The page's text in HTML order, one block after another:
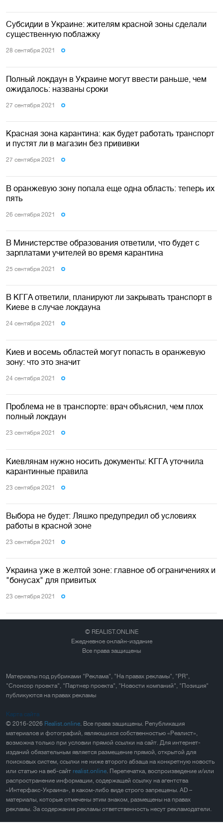
Субсидии в Украине: жителям красной зоны сделали
существенную поблажку
28 сентября 2021
Полный локдаун в Украине могут ввести раньше, чем
ожидалось: названы сроки
27 сентября 2021
Красная зона карантина: как будет работать транспорт
и пустят ли в магазин без прививки
27 сентября 2021
В оранжевую зону попала еще одна область: теперь их
пять
26 сентября 2021
В Министерстве образования ответили, что будет с
зарплатами учителей во время карантина
25 сентября 2021
В КГГА ответили, планируют ли закрывать транспорт в
Киеве в случае локдауна
24 сентября 2021
Киев и восемь областей могут попасть в оранжевую
зону: что это значит
24 сентября 2021
Проблема не в транспорте: врач объяснил, чем плох
полный локдаун
23 сентября 2021
Киевлянам нужно носить документы: КГГА уточнила
карантинные правила
23 сентября 2021
Выбора не будет: Ляшко предупредил об условиях
работы в красной зоне
23 сентября 2021
Украина уже в желтой зоне: главное об ограничениях и
"бонусах" для привитых
23 сентября 2021
© REALIST.ONLINE
Ежедневное онлайн-издание
Все права защищены
Материалы под рубриками "Реклама", "На правах рекламы", "PR",
"Спонсор проекта", "Партнер проекта", "Новости компаний", "Позиция"
публикуются на правах рекламы
Карта сайта
© 2016-2026 Realist.online . Все права защищены. Републикация
материалов и фотографий, являющихся собственностью «Реалист»,
возможна только при условии прямой ссылки на сайт. Для интернет-
изданий обязательным является размещение прямой, открытой для
поисковых систем, ссылки не ниже второго абзаца на конкретную новость
или статью на веб-сайт realist.online . Перепечатка, воспроизведение и/или
распространение информации, содержащей ссылку на агентства
«Интерфакс-Украина», в каком-либо виде строго запрещены. AD –
материалы, которые отмечены этим знаком, размещены на правах
рекламы. За содержание рекламы ответственность несут рекламодатели.